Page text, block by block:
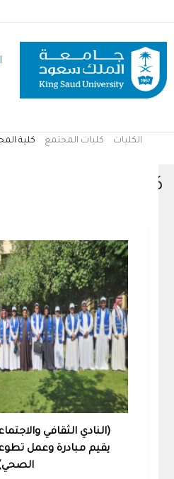
المحتوى
الرئيسي
التنقل
الكليات كليات المجتمع كلية
كلية المجتمع
(النادي الثقافي
يقيم مبادرة وعمل